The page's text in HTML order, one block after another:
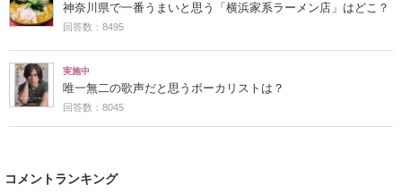
神奈川県で一番うまいと思う「横浜家系ラーメン店」はどこ？
回答数：8495
実施中
唯一無二の歌声だと思うボーカリストは？
回答数：8045
コメントランキング